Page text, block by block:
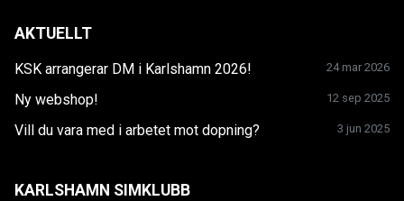
AKTUELLT
KSK arrangerar DM i Karlshamn 2026! 24 mar 2026
Ny webshop! 12 sep 2025
Vill du vara med i arbetet mot dopning? 3 jun 2025
KARLSHAMN SIMKLUBB